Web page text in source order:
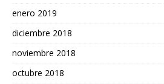
enero 2019
diciembre 2018
noviembre 2018
octubre 2018